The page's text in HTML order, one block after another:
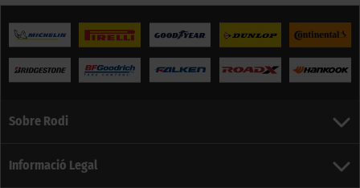
Sobre Rodi
Informació Legal